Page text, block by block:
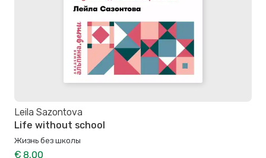
Leila Sazontova
Life without school
Жизнь без школы
€ 8.00